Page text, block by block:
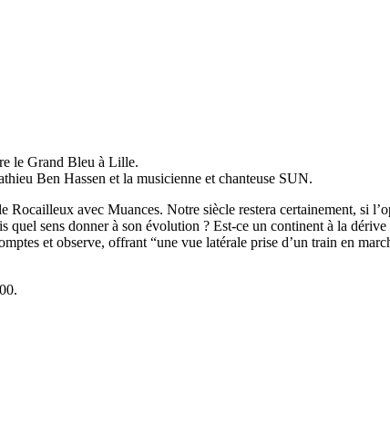
le Grand Bleu à Lille.
Ben Hassen et la musicienne et chanteuse SUN.
avec Muances. Notre siècle restera certainement, si
quel sens donner à son évolution ? Est-ce un continent à la
et observe, offrant “une vue latérale prise d’un train en